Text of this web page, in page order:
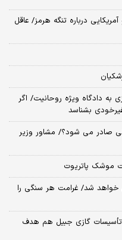
درباره تنگه هرمز/ عاقل
به دادگاه ویژه روحانیت/ اگر
بشناسد
صادر می شود؟/ مشاور وزیر
موشک پاتریوت
خواهد شد/ غرامت هر سنگی را
تأسیسات گازی جبیل هم هدف